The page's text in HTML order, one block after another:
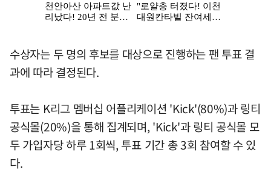
수상자는 두 명의 후보를 대상으로 진행하는 팬 투표 결
과에 따라 결정된다.
투표는 K리그 멤버십 어플리케이션 'Kick'(80%)과 링티
공식몰(20%)을 통해 집계되며, 'Kick'과 링티 공식몰 모
두 가입자당 하루 1회씩, 투표 기간 총 3회 참여할 수 있
다.